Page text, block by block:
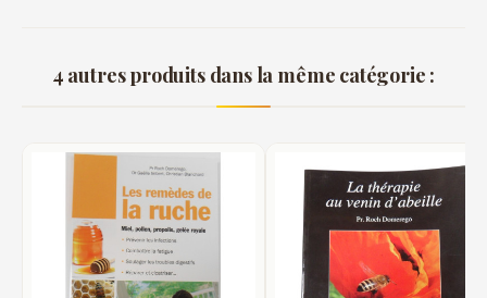
4 autres produits dans la même catégorie :